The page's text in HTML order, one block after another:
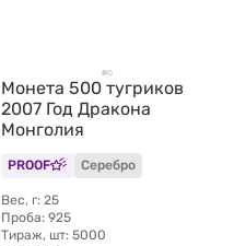
Монета 500 тугриков
2007 Год Дракона
Монголия
PROOF Серебро
Вес, г: 25
Проба: 925
Тираж, шт: 5000